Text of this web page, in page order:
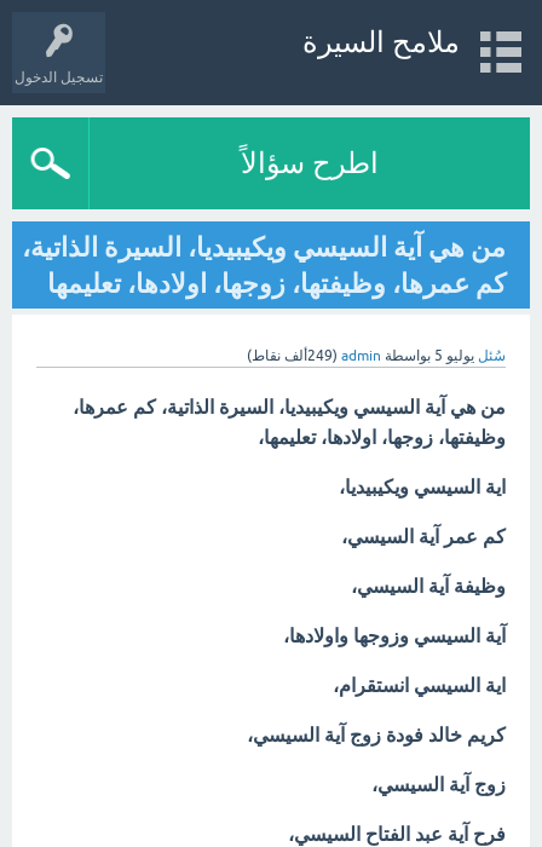
تسجيل الدخول
ملامح السيرة
اطرح سؤالاً
من هي آية السيسي ويكيبيديا، السيرة الذاتية،
كم عمرها، وظيفتها، زوجها، اولادها، تعليمها
سُئل يوليو 5 بواسطة admin
(249ألف نقاط)
من هي آية السيسي ويكيبيديا، السيرة الذاتية، كم عمرها،
وظيفتها، زوجها، اولادها، تعليمها،
اية السيسي ويكيبيديا،
كم عمر آية السيسي،
وظيفة آية السيسي،
آية السيسي وزوجها واولادها،
اية السيسي انستقرام،
كريم خالد فودة زوج آية السيسي،
زوج آية السيسي،
فرح آية عبد الفتاح السيسي،